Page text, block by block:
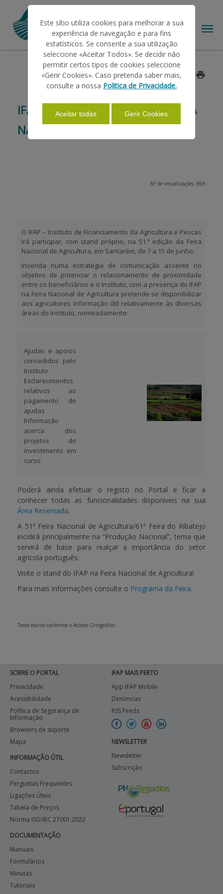
AJUDAS/APOIOS
INFORMAÇÕES
APOIO AO BENEFICIÁRIO
Entrar / Registar
IFAP IRÁ PARTICIPAR NA 51.ª FEIRA
NACIONAL DE AGRICULTURA
Data: 2014/05/28
Nº de visualizações: 869
O IFAP – Instituto de Financiamento da Agricultura e Pescas
irá participar, com stand próprio, na 51.ª edição da Feira
Nacional de Agricultura, em Santarém, de 7 a 15 de junho.
Inserida numa estratégia de comunicação assente no
objetivo de potenciar o relacionamento de proximidade
entre os beneficiários e o Instituto, com a presença do IFAP
na Feira Nacional de Agricultura pretende-se disponibilizar
aos agricultores informação útil relativamente às diversas
áreas do Instituto, nomeadamente:
Ajudas e apoios
concedidos pelo
Instituto
Esclarecimentos
relativos ao
pagamento de
ajudas
Informação
acerca dos
projetos de
investimento em
curso
Poderá ainda efetuar o registo no Portal e ficar a
conhecer todas as funcionalidades disponíveis na sua
Área Reservada.
A 51ª Feira Nacional de Agricultura/61ª Feira do Ribatejo
incidirá principalmente na “Produção Nacional”, tema que
servirá de base para realçar a importância do setor
agrícola português.
Visite o stand do IFAP na Feira Nacional de Agricultura!
Para mais informações consulte o Programa da Feira.
Texto escrito conforme o Acordo Ortográfico.
SOBRE O PORTAL
Privacidade
Acessibilidade
Política de Segurança de
Informação
Browsers de suporte
Mapa
INFORMAÇÃO ÚTIL
Contactos
Perguntas Frequentes
Ligações Úteis
Tabela de Preços
Norma ISO/IEC 27001:2022
DOCUMENTAÇÃO
Manuais
Formulários
Minutas
Tutoriais
IFAP MAIS PERTO
App IFAP Mobile
Denúncias
RSS Feeds
NEWSLETTER
Newsletter
Subscrição
Este sítio utiliza cookies para melhorar a sua
experiência de navegação e para fins
estatísticos. Se consente a sua utilização
seleccione «Aceitar Todos». Se decidir não
permitir certos tipos de cookies seleccione
«Gerir Cookies». Caso pretenda saber mais,
consulte a nossa Politica de Privacidade.
Aceitar todas Gerir Cookies